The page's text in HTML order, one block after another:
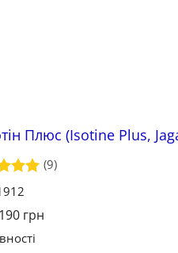
Плюс (Isotine Plus,
в
(9)
190 грн